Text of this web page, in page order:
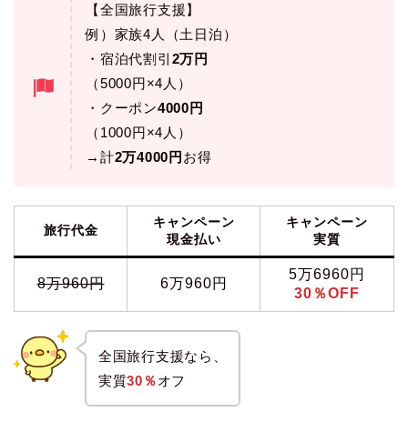
【全国旅行支援】
例）家族4人（土日泊）
・宿泊代割引 2万円
（5000円×4人）
・クーポン4000円
（1000円×4人）
→計2万4000円 お得
旅行代金
キャンペーン
現金払い
キャンペーン
実質
8万960円 6万960円
5万6960円
30％OFF
全国旅行支援なら、
実質30％オフ